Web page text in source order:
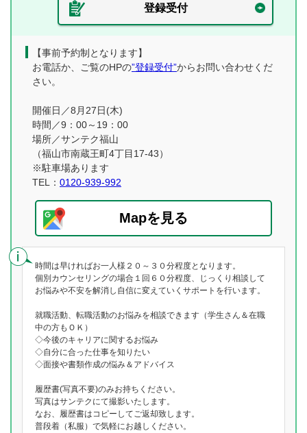
登録受付
【事前予約制となります】
お電話か、ご覧のHPの”登録受付”からお問い合わせくだ
さい。
開催日／8月27日(木)
時間／9：00～19：00
場所／サンテク福山
（福山市南蔵王町4丁目17-43）
※駐車場あります
TEL： 0120-939-992
Mapを見る
時間は早ければお一人様２０～３０分程度となります。
個別カウンセリングの場合１回６０分程度、じっくり相談して
お悩みや不安を解消し自信に変えていくサポートを行います。
就職活動、転職活動のお悩みを相談できます（学生さん＆在職
中の方もＯＫ）
◇今後のキャリアに関するお悩み
◇自分に合った仕事を知りたい
◇面接や書類作成の悩み＆アドバイス
履歴書(写真不要)のみお持ちください。
写真はサンテクにて撮影いたします。
なお、履歴書はコピーしてご返却致します。
普段着（私服）で気軽にお越しください。